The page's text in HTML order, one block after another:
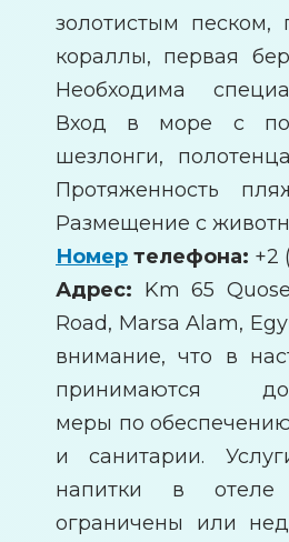
золотистым песком,
кораллы, первая
Необходима
Вход в море с
шезлонги,
Протяженность
Размещение с
Номер телефона: +2
Адрес: Km 65
Road, Marsa Alam,
внимание, что в
принимаются
меры по
и санитарии.
напитки в отеле
ограничены или